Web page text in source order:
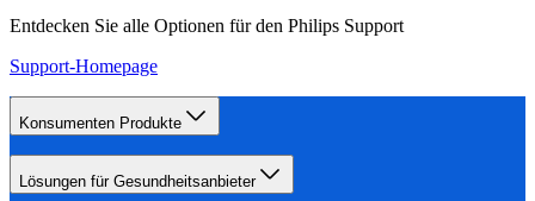
Entdecken Sie alle Optionen für den Philips Support
Support-Homepage
Konsumenten Produkte
Lösungen für Gesundheitsanbieter